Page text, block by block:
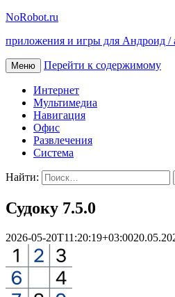
NoRobot.ru
приложения и игры для Андроид /
Меню Перейти к содержимому
Интернет
Мультимедиа
Навигация
Офис
Развлечения
Система
Найти:
Судоку 7.5.0
2026-05-20T11:20:19+03:00